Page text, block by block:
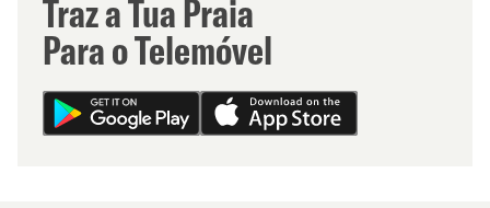
Traz a Tua Praia
Para o Telemóvel